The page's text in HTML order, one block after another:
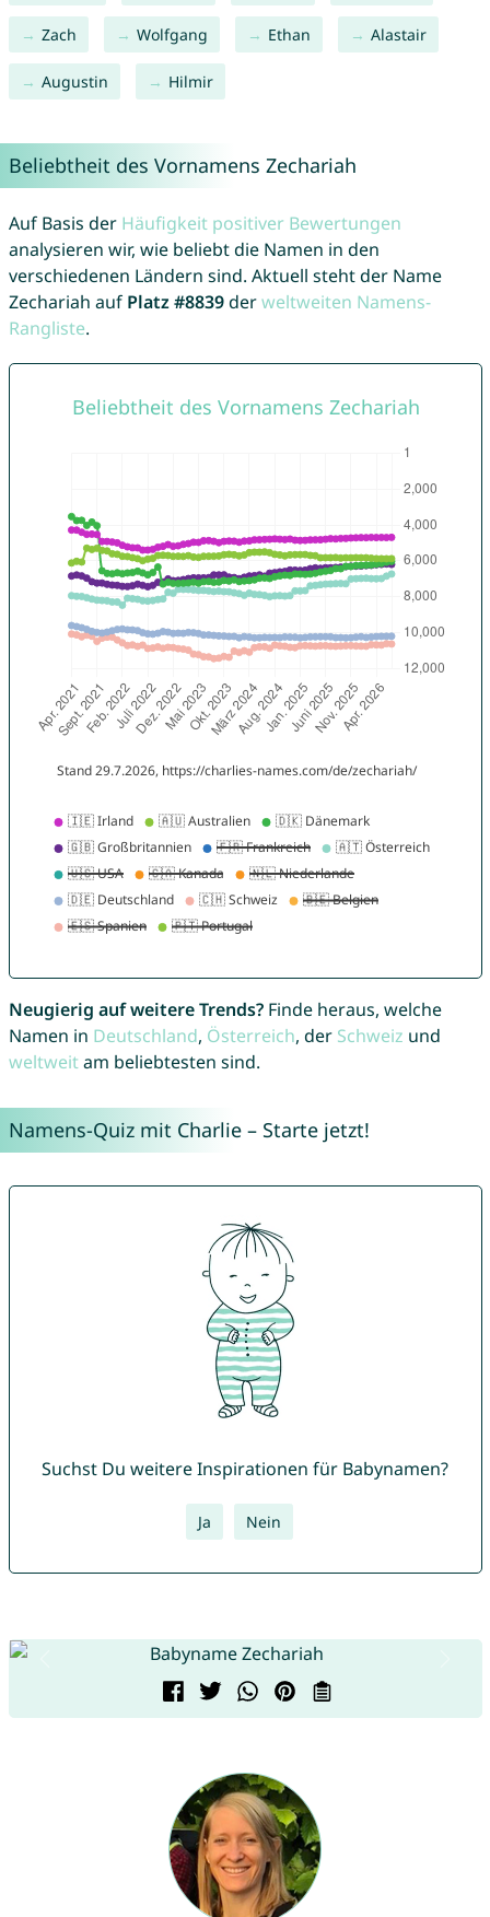
Zach Wolfgang Ethan Alastair
Augustin Hilmir
Beliebtheit des Vornamens Zechariah
Auf Basis der Häufigkeit positiver Bewertungen
analysieren wir, wie beliebt die Namen in den
verschiedenen Ländern sind. Aktuell steht der Name
Zechariah auf Platz #8839derweltweiten Namens-
Rangliste.
Neugierig auf weitere Trends?Finde heraus, welche
Namen in Deutschland, Österreich, der Schweiz und
weltweitam beliebtesten sind.
Namens-Quiz mit Charlie – Starte jetzt!
Suchst Du weitere Inspirationen für Babynamen?
Ja Nein